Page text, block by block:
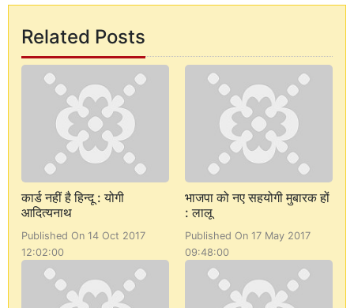
Related Posts
कार्ड नहीं है हिन्दू : योगी
आदित्यनाथ
Published On 14 Oct 2017
12:02:00
भाजपा को नए सहयोगी मुबारक हों
: लालू
Published On 17 May 2017
09:48:00